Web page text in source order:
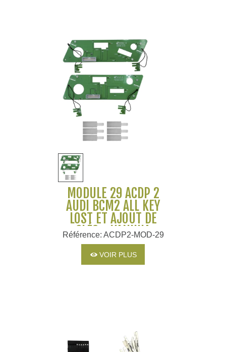
MODULE 29 ACDP 2
AUDI BCM2 ALL KEY
LOST ET AJOUT DE
CLÉS - YANHUA
Référence: ACDP2-MOD-29
VOIR PLUS